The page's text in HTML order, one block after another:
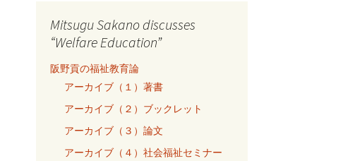
Mitsugu Sakano discusses
“Welfare Education”
阪野貢の福祉教育論
アーカイブ（１）著書
アーカイブ（２）ブックレット
アーカイブ（３）論文
アーカイブ（４）社会福祉セミナー